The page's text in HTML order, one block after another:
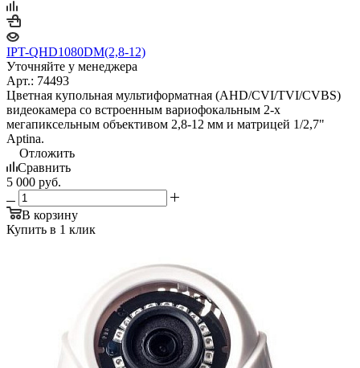
IPT-QHD1080DM(2,8-12)
Уточняйте у менеджера
Арт.: 74493
Цветная купольная мультиформатная (AHD/CVI/TVI/CVBS)
видеокамера со встроенным вариофокальным 2-х
мегапиксельным объективом 2,8-12 мм и матрицей 1/2,7"
Aptina.
Отложить
Сравнить
5 000 руб.
В корзину
Купить в 1 клик